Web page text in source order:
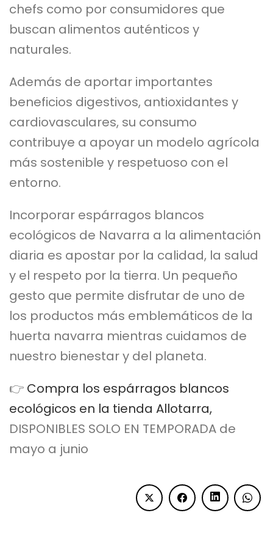
chefs como por consumidores que
buscan alimentos auténticos y
naturales.
Además de aportar importantes
beneficios digestivos, antioxidantes y
cardiovasculares, su consumo
contribuye a apoyar un modelo agrícola
más sostenible y respetuoso con el
entorno.
Incorporar espárragos blancos
ecológicos de Navarra a la alimentación
diaria es apostar por la calidad, la salud
y el respeto por la tierra. Un pequeño
gesto que permite disfrutar de uno de
los productos más emblemáticos de la
huerta navarra mientras cuidamos de
nuestro bienestar y del planeta.
👉 Compra los espárragos blancos
ecológicos en la tienda Allotarra,
DISPONIBLES SOLO EN TEMPORADA de
mayo a junio